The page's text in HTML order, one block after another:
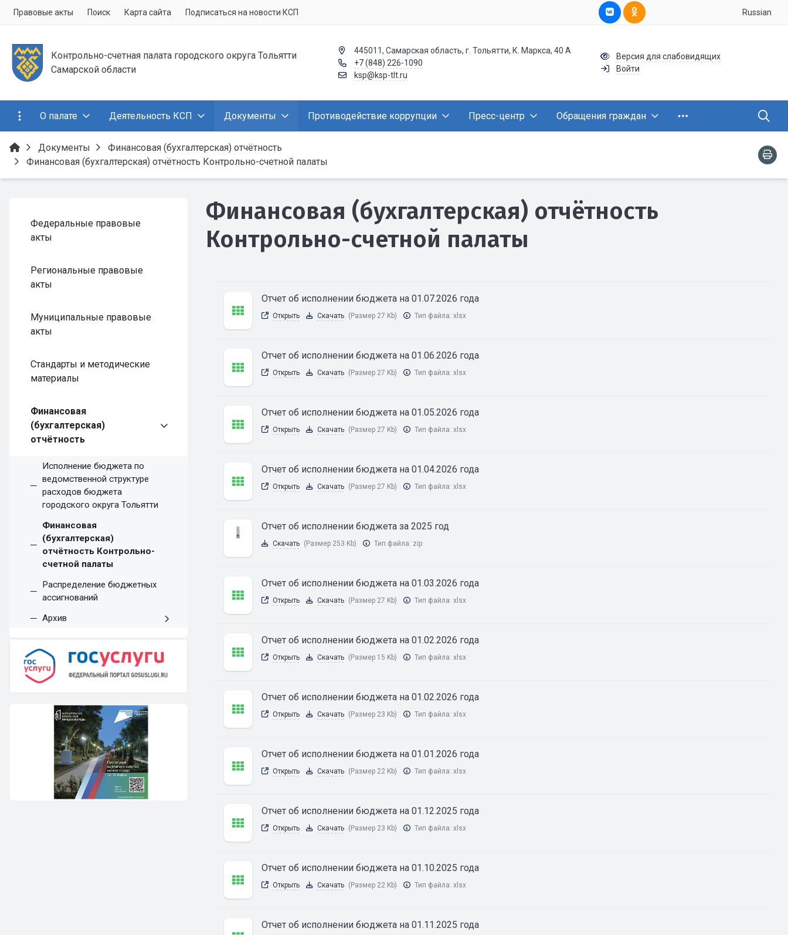
Правовые акты Поиск Карта сайта Подписаться на новости КСП Russian
Контрольно-счетная палата городского округа Тольятти
Самарской области
445011, Самарская область, г. Тольятти, К. Маркса, 40 А
+7 (848) 226-1090
ksp@ksp-tlt.ru
Версия для слабовидящих
Войти
О палате Деятельность КСП Документы Противодействие коррупции Пресс-центр Обращения граждан
Документы
Финансовая (бухгалтерская) отчётность
Финансовая (бухгалтерская) отчётность Контрольно-счетной палаты
Федеральные правовые
акты
Региональные правовые
акты
Муниципальные правовые
акты
Стандарты и методические
материалы
Финансовая
(бухгалтерская)
отчётность
Исполнение бюджета по
ведомственной структуре
расходов бюджета
городского округа Тольятти
Финансовая
(бухгалтерская)
отчётность Контрольно-
счетной палаты
Распределение бюджетных
ассигнований
Архив
Финансовая (бухгалтерская) отчётность
Контрольно-счетной палаты
Отчет об исполнении бюджета на 01.07.2026 года
Открыть Скачать (Размер 27 Kb) Тип файла: xlsx
Отчет об исполнении бюджета на 01.06.2026 года
Открыть Скачать (Размер 27 Kb) Тип файла: xlsx
Отчет об исполнении бюджета на 01.05.2026 года
Открыть Скачать (Размер 27 Kb) Тип файла: xlsx
Отчет об исполнении бюджета на 01.04.2026 года
Открыть Скачать (Размер 27 Kb) Тип файла: xlsx
Отчет об исполнении бюджета за 2025 год
Скачать (Размер 253 Kb) Тип файла: zip
Отчет об исполнении бюджета на 01.03.2026 года
Открыть Скачать (Размер 27 Kb) Тип файла: xlsx
Отчет об исполнении бюджета на 01.02.2026 года
Открыть Скачать (Размер 15 Kb) Тип файла: xlsx
Отчет об исполнении бюджета на 01.02.2026 года
Открыть Скачать (Размер 23 Kb) Тип файла: xlsx
Отчет об исполнении бюджета на 01.01.2026 года
Открыть Скачать (Размер 22 Kb) Тип файла: xlsx
Отчет об исполнении бюджета на 01.12.2025 года
Открыть Скачать (Размер 23 Kb) Тип файла: xlsx
Отчет об исполнении бюджета на 01.10.2025 года
Открыть Скачать (Размер 22 Kb) Тип файла: xlsx
Отчет об исполнении бюджета на 01.11.2025 года